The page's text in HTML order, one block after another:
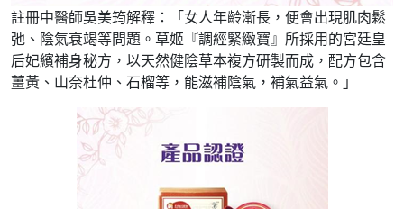
註冊中醫師吳美筠解釋：「女人年齡漸長，便會出現肌肉鬆
弛、陰氣衰竭等問題。草姬『調經緊緻寶』所採用的宮廷皇
后妃繽補身秘方，以天然健陰草本複方研製而成，配方包含
薑黃、山奈杜仲、石榴等，能滋補陰氣，補氣益氣。」